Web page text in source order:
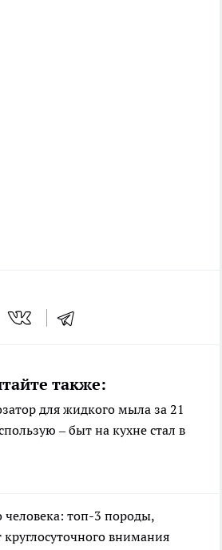
также:
для жидкого мыла за 21
– быт на кухне стал в
человека: топ-3 породы,
внимания